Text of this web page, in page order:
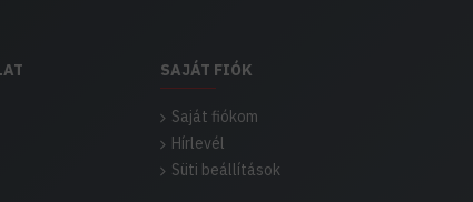
SAJÁT FIÓK
Saját fiókom
Hírlevél
Süti beállítások